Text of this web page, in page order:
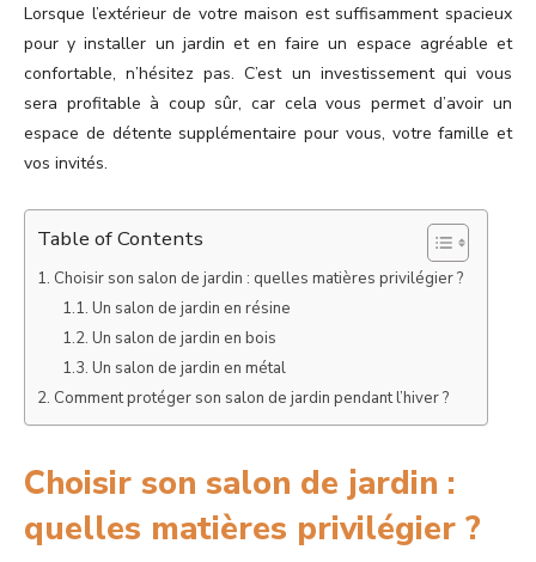
Lorsque l’extérieur de votre maison est suffisamment spacieux
pour y installer un jardin et en faire un espace agréable et
confortable, n’hésitez pas. C’est un investissement qui vous
sera profitable à coup sûr, car cela vous permet d’avoir un
espace de détente supplémentaire pour vous, votre famille et
vos invités.
Table of Contents
Choisir son salon de jardin : quelles matières privilégier ?
Un salon de jardin en résine
Un salon de jardin en bois
Un salon de jardin en métal
Comment protéger son salon de jardin pendant l’hiver ?
Choisir son salon de jardin :
quelles matières privilégier ?